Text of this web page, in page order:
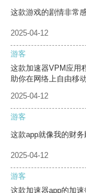
这款游戏的剧情非常
2025-04-12
游客
这款加速器VPM应用
助你在网络上自由移动
2025-04-12
游客
这款app就像我的财务
2025-04-12
游客
这款加速器app的加